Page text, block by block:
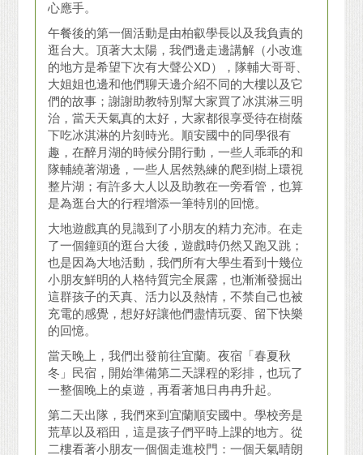
心應手。
午餐後的第一個活動是由柏叡學長以及我負責的
逛台大。頂著大太陽，我們邊走邊講解（小改進
的地方是希望下次有大聲公XD），隊輔大哥哥、
大姐姐也邊和他們聊天邊介紹不同的大樓以及它
們的故事；謝謝助教特別幫大家買了冰淇淋三明
治，當天天氣真的太好，大家都很享受待在樹蔭
下吃冰淇淋的片刻時光。順安國中的同學很有
趣，在醉月湖的時候分開行動，一些人乖乖的和
隊輔繞著湖邊，一些人居然熟練的爬到樹上環視
整片湖；有許多大人以及助教在一旁看管，也算
是為逛台大的行程增添一筆特別的回憶。
大地遊戲真的見識到了小朋友的精力充沛。在走
了一個鐘頭的逛台大後，遊戲時仍然又跑又跳；
也是因為大地活動，我們所有大學生看到十幾位
小朋友鮮明的人格特質完全展露，也漸漸發掘出
這群孩子的天真、活力以及熱情，不禁自己也被
充電的感覺，想好好讓他們盡情玩耍、留下快樂
的回憶。
當天晚上，我們出發前往宜蘭。夜宿「春夏秋
冬」民宿，開始準備第二天課程的彩排，也玩了
一整個晚上的桌遊，再看著旭日冉冉升起。
第二天出隊，我們來到宜蘭順安國中。學校旁是
荒草以及稻田，這是孩子們平時上課的地方。從
二樓看著小朋友一個個走進校門：一個天氣晴朗